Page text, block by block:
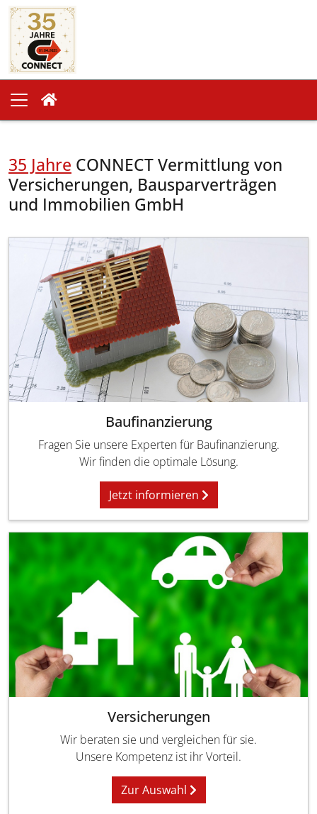
35 Jahre CONNECT Vermittlung von
Versicherungen, Bausparverträgen
und Immobilien GmbH
Baufinanzierung
Fragen Sie unsere Experten für Baufinanzierung.
Wir finden die optimale Lösung.
Jetzt informieren
Versicherungen
Wir beraten sie und vergleichen für sie.
Unsere Kompetenz ist ihr Vorteil.
Zur Auswahl